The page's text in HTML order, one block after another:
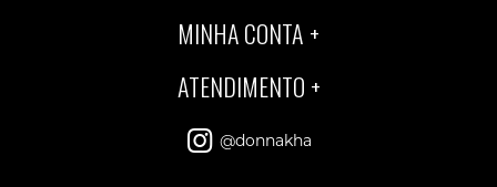
MINHA CONTA
ATENDIMENTO
@donnakha